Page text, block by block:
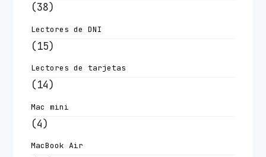
(38)
Lectores de DNI
(15)
Lectores de tarjetas
(14)
Mac mini
(4)
MacBook Air